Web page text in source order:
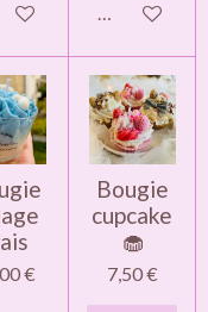
au panierAjouter au
€
Bougie
cupcake
🧁
7,50 €